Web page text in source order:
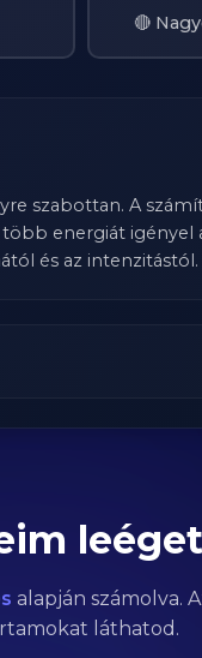
🔴
szabottan. A
energiát igényel
és az intenzitástól.
alapján számolva.
láthatod.